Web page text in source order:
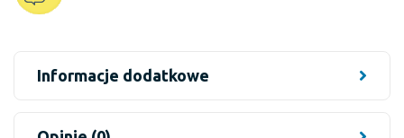
Informacje dodatkowe